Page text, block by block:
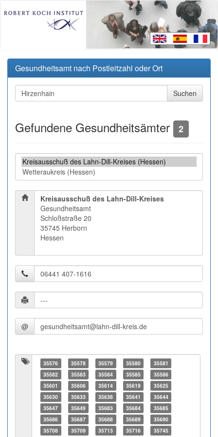
Gesundheitsamt nach Postleitzahl oder Ort
Gefundene Gesundheitsämter 2
Kreisausschuß des Lahn-Dill-Kreises
Gesundheitsamt
Schloßstraße 20
35745 Herborn
Hessen
@
35576 35578 35579 35580
35581
35582
35583 35584 35585
35586
35601
35606 35614 35619
35625
35630
35633 35638 35641
35644
35647
35649 35683 35684
35685
35686
35687 35688 35689
35690
35708
35709 35713 35716 35745